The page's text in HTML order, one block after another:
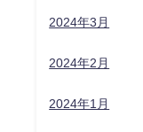
2024年3月
2024年2月
2024年1月